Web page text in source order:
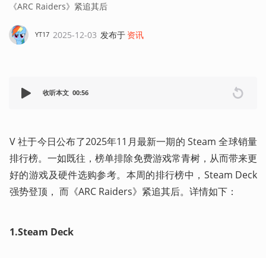
《ARC Raiders》紧追其后
YT17 2025-12-03 发布于 资讯
收听本文 00:56
V 社于今日公布了2025年11月最新一期的 Steam 全球销量
排行榜。一如既往，榜单排除免费游戏常青树，从而带来更
好的游戏及硬件选购参考。本周的排行榜中，Steam Deck
强势登顶， 而《ARC Raiders》紧追其后。详情如下：
1.Steam Deck